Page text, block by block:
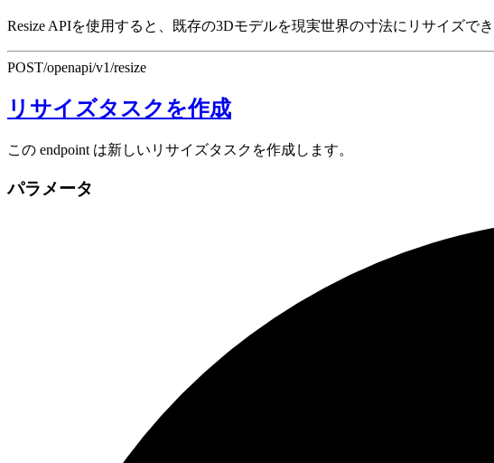
Resize APIを使用すると、既存の3Dモデルを現実世界の寸法にリサイズ
POST/openapi/v1/resize
リサイズタスクを作成
この endpoint は新しいリサイズタスクを作成します。
パラメータ